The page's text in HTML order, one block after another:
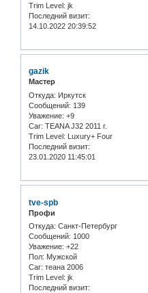
Trim Level: jk
Последний визит:
14.10.2022 20:39:52
gazik
Мастер
Откуда: Иркутск
Сообщений: 139
Уважение: +9
Car: TEANA J32 2011 г.
Trim Level: Luxury+ Four
Последний визит:
23.01.2020 11:45:01
tve-spb
Профи
Откуда: Санкт-Петербург
Сообщений: 1000
Уважение: +22
Пол: Мужской
Car: теана 2006
Trim Level: jk
Последний визит: